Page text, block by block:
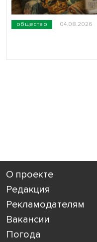
общество 04.08.2026
О проекте
Редакция
Рекламодателям
Вакансии
Погода